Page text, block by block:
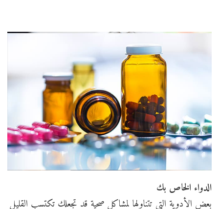
الدواء الخاص بك
بعض الأدوية التي تتناولها لمشاكل صحية قد تجعلك تكتسب القليل